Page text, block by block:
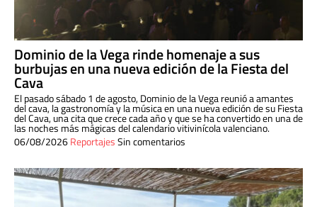
Dominio de la Vega rinde homenaje a sus
burbujas en una nueva edición de la Fiesta del
Cava
El pasado sábado 1 de agosto, Dominio de la Vega reunió a amantes
del cava, la gastronomía y la música en una nueva edición de su Fiesta
del Cava, una cita que crece cada año y que se ha convertido en una de
las noches más mágicas del calendario vitivinícola valenciano.
06/08/2026ReportajesSin comentarios